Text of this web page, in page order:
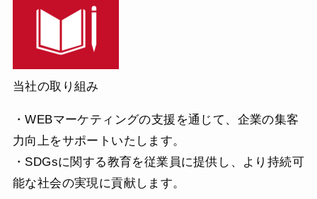
当社の取り組み
・WEBマーケティングの支援を通じて、企業の集客
力向上をサポートいたします。
・SDGsに関する教育を従業員に提供し、より持続可
能な社会の実現に貢献します。